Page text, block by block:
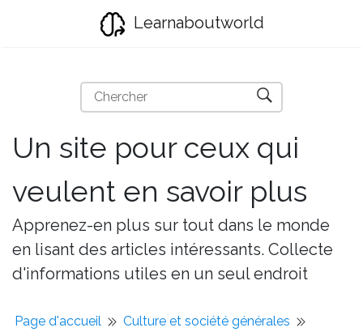
Learnaboutworld
Un site pour ceux qui
veulent en savoir plus
Apprenez-en plus sur tout dans le monde
en lisant des articles intéressants. Collecte
d'informations utiles en un seul endroit
Page d'accueil
Culture et société générales